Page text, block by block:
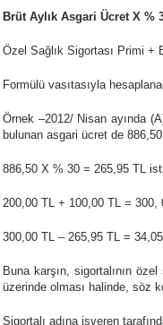
Brüt Aylık Asgari Ücret X %
Özel Sağlık Sigortası Primi +
Formülü vasıtasıyla
Örnek –2012/ Nisan ayında
bulunan asgari ücret de
886,50 X % 30 = 265,95 TL
200,00 TL + 100,00 TL = 300,
300,00 TL – 265,95 TL =
Buna karşın, sigortalının
üzerinde olması halinde, söz
Sigortalı adına işveren